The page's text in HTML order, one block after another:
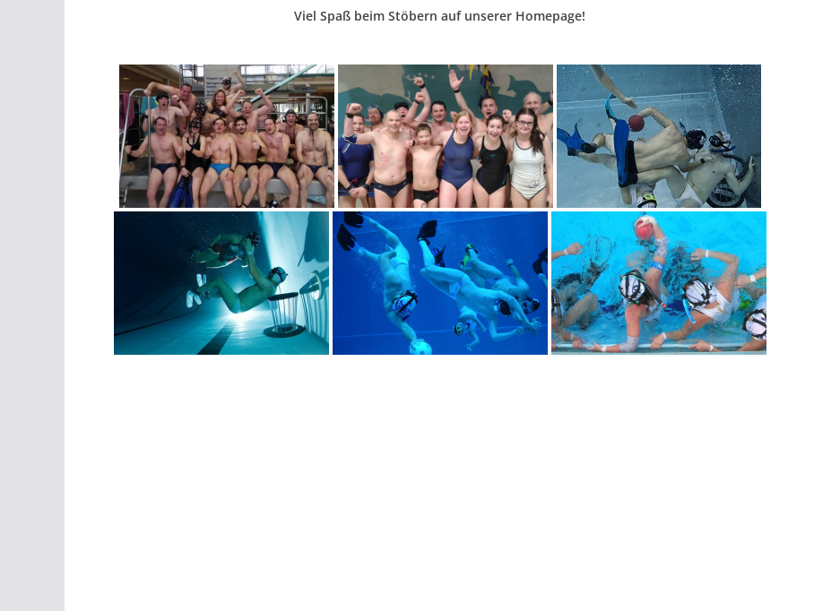
Viel Spaß beim Stöbern auf unserer Homepage!